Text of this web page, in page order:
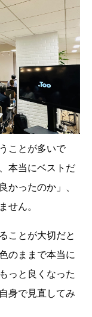
ことが多いで
本当にベストだ
かったのか」、
せん。
ことが大切だと
のままで本当に
っと良くなった
身で見直してみ